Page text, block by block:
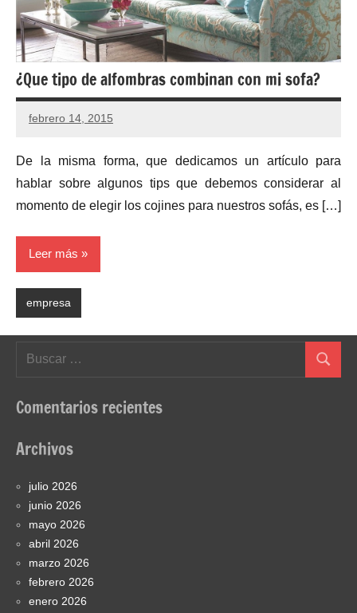
¿Que tipo de alfombras combinan con mi sofa?
febrero 14, 2015
No
comentarios
De la misma forma, que dedicamos un artículo para
hablar sobre algunos tips que debemos considerar al
momento de elegir los cojines para nuestros sofás, es […]
Leer más
empresa
Buscar
Comentarios recientes
Archivos
julio 2026
junio 2026
mayo 2026
abril 2026
marzo 2026
febrero 2026
enero 2026